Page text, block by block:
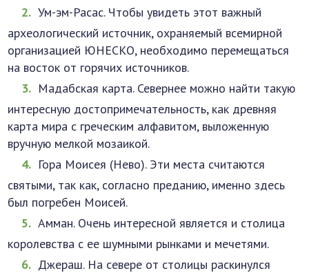
Ум-эм-Расас. Чтобы увидеть этот важный
археологический источник, охраняемый всемирной
организацией ЮНЕСКО, необходимо перемещаться
на восток от горячих источников.
Мадабская карта. Севернее можно найти такую
интересную достопримечательность, как древняя
карта мира с греческим алфавитом, выложенную
вручную мелкой мозаикой.
Гора Моисея (Нево). Эти места считаются
святыми, так как, согласно преданию, именно здесь
был погребен Моисей.
Амман. Очень интересной является и столица
королевства с ее шумными рынками и мечетями.
Джераш. На севере от столицы раскинулся